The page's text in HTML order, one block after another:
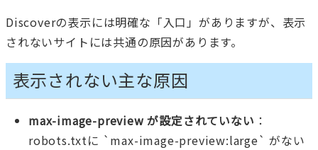
Discoverの表示には明確な「入口」がありますが、表示
されないサイトには共通の原因があります。
表示されない主な原因
max-image-preview が設定されていない ：
robots.txtに `max-image-preview:large` がない